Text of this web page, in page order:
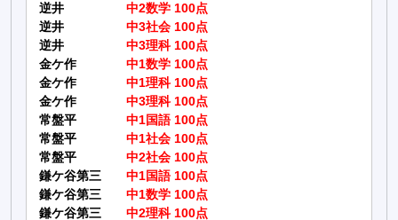
逆井
中2数学 100点
逆井
中3社会 100点
逆井
中3理科 100点
金ケ作
中1数学 100点
金ケ作
中1理科 100点
金ケ作
中3理科 100点
常盤平
中1国語 100点
常盤平
中1社会 100点
常盤平
中2社会 100点
鎌ケ谷第三
中1国語 100点
鎌ケ谷第三
中1数学 100点
鎌ケ谷第三
中2理科 100点